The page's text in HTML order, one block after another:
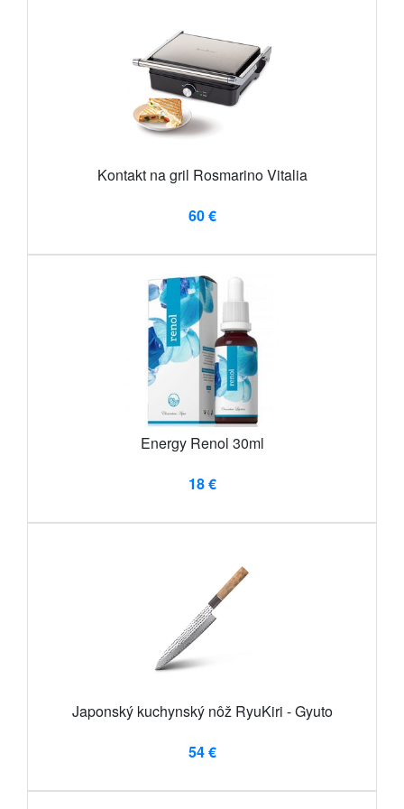
Kontakt na gril Rosmarino Vitalia
60 €
Energy Renol 30ml
18 €
Japonský kuchynský nôž RyuKiri - Gyuto
54 €